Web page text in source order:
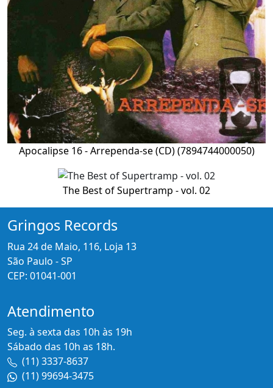
Apocalipse 16 - Arrependa-se (CD) (7894744000050)
The Best of Supertramp - vol. 02
Gringos Records
Rua 24 de Maio, 116, Loja 13
São Paulo - SP
CEP: 01041-001
Atendimento
Seg. à sexta das 10h às 19h
Sábado das 10h as 18h.
(11) 3337-8637
(11) 99694-3475